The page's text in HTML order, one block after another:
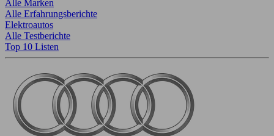
Alle Marken
Alle Erfahrungsberichte
Elektroautos
Alle Testberichte
Top 10 Listen